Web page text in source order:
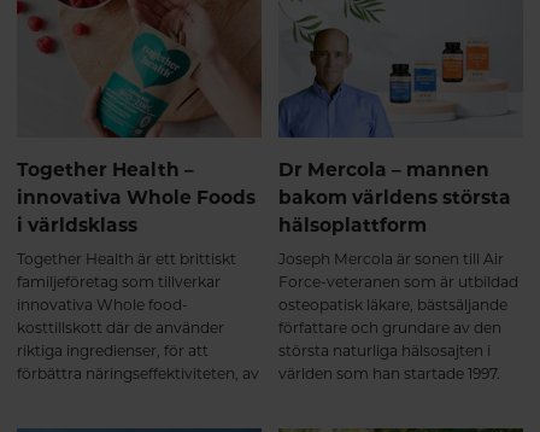
varandra för sin funktion. Det är
därför vi behöver hela
spektrumet.
Together Health –
innovativa Whole Foods
i världsklass
Together Health är ett brittiskt
familjeföretag som tillverkar
innovativa Whole food-
kosttillskott där de använder
riktiga ingredienser, för att
förbättra näringseffektiviteten, av
Dr Mercola – mannen
bakom världens största
hälsoplattform
Joseph Mercola är sonen till Air
Force-veteranen som är utbildad
osteopatisk läkare, bästsäljande
författare och grundare av den
största naturliga hälsosajten i
världen som han startade 1997.